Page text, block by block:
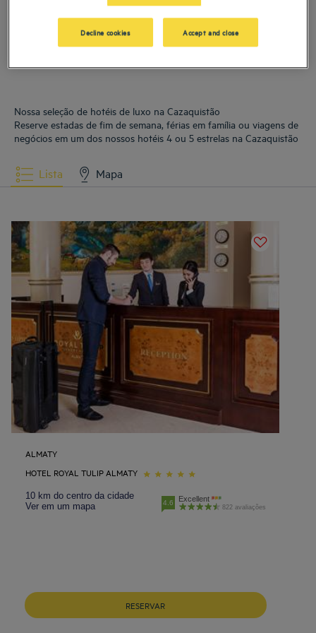
Nossa seleção de hotéis de luxo na Cazaquistão
Reserve estadas de fim de semana, férias em família ou viagens de
negócios em um dos nossos hotéis 4 ou 5 estrelas na Cazaquistão
Lista Mapa
ALMATY
HOTEL ROYAL TULIP ALMATY
10 km do centro da cidade
Ver em um mapa
4.6 Excellent
822 avaliações
RESERVAR
Decline cookies Accept and close